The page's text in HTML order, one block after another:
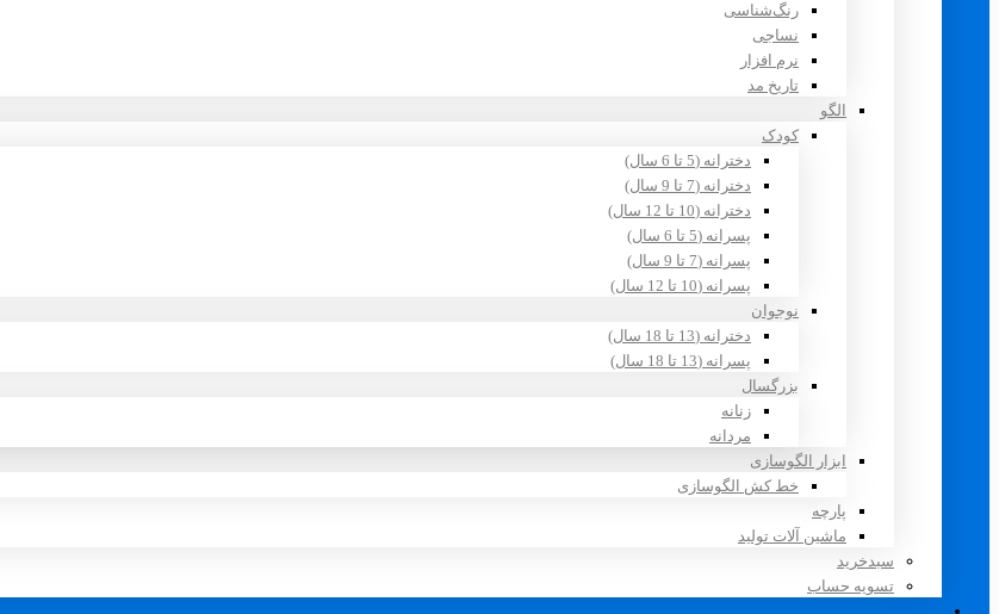
رنگ‌شناسی
نساجی
نرم افزار
تاریخ مد
الگو
کودک
دخترانه (5 تا 6 سال)
دخترانه (7 تا 9 سال)
دخترانه (10 تا 12 سال)
پسرانه (5 تا 6 سال)
پسرانه (7 تا 9 سال)
پسرانه (10 تا 12 سال)
نوجوان
دخترانه (13 تا 18 سال)
پسرانه (13 تا 18 سال)
بزرگسال
زنانه
مردانه
ابزار الگوسازی
خط کش الگوسازی
پارچه
ماشین آلات تولید
سبدخرید
تسویه حساب